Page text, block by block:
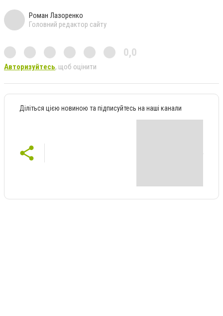
Роман Лазоренко
Головний редактор сайту
0,0
Авторизуйтесь, щоб оцінити
Діліться цією новиною та підписуйтесь на наші канали